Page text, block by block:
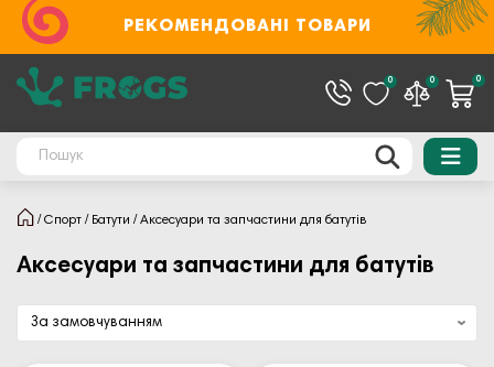
РЕКОМЕНДОВАНІ ТОВАРИ
0 0 0
Спорт Батути Аксесуари та запчастини для батутів
Аксесуари та запчастини для батутів